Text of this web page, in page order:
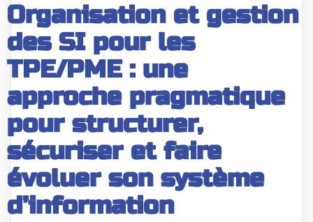
Organisation et gestion
des SI pour les
TPE/PME : une
approche pragmatique
pour structurer,
sécuriser et faire
évoluer son système
d’information